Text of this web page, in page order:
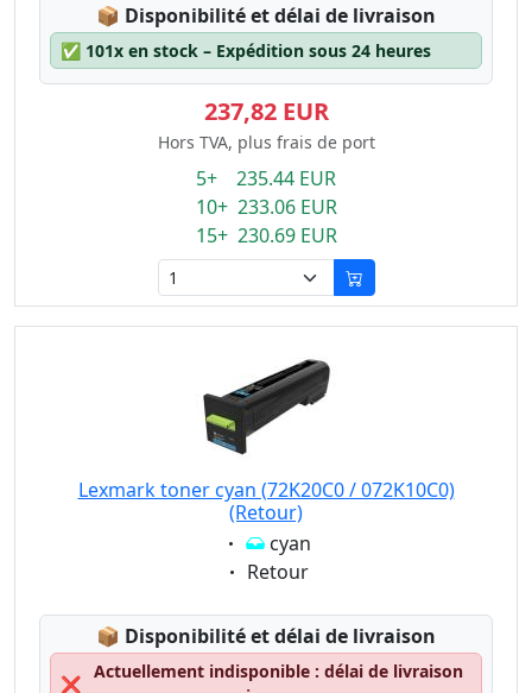
📦 Lagerstatus:
Disponibilité et délai de livraison
✅ 101x en stock – Expédition sous 24 heures
237,82 EUR
Hors TVA, plus frais de port
5+ 235.44 EUR
10+ 233.06 EUR
15+ 230.69 EUR
Lexmark toner cyan (72K20C0 / 072K10C0)
(Retour)
Eigenschaft:
cyan
Eigenschaft:
Retour
📦 Lagerstatus:
Disponibilité et délai de livraison
❌
Actuellement indisponible : délai de livraison